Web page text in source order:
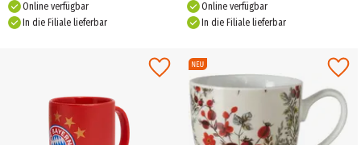
Online verfügbar
In die Filiale lieferbar
Online verfügbar
In die Filiale lieferbar